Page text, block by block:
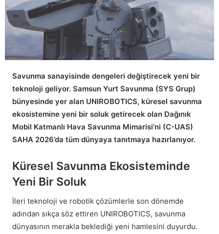
Savunma sanayisinde dengeleri değiştirecek yeni bir
teknoloji geliyor. Samsun Yurt Savunma (SYS Grup)
bünyesinde yer alan UNIROBOTICS, küresel savunma
ekosistemine yeni bir soluk getirecek olan Dağınık
Mobil Katmanlı Hava Savunma Mimarisi’ni (C-UAS)
SAHA 2026’da tüm dünyaya tanıtmaya hazırlanıyor.
Küresel Savunma Ekosisteminde
Yeni Bir Soluk
İleri teknoloji ve robotik çözümlerle son dönemde
adından sıkça söz ettiren UNIROBOTICS, savunma
dünyasının merakla beklediği yeni hamlesini duyurdu.